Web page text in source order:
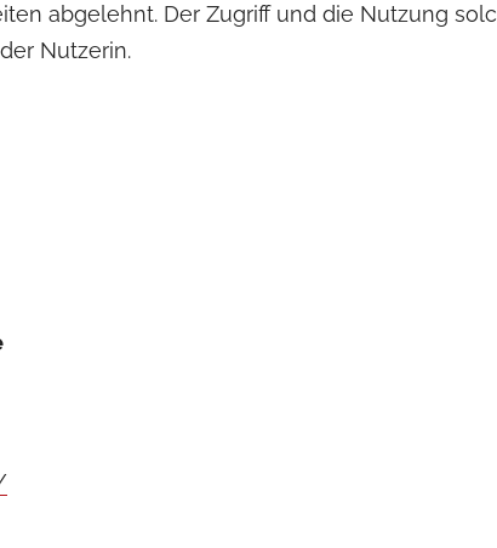
abgelehnt. Der Zugriff und die Nutzung
Nutzerin.